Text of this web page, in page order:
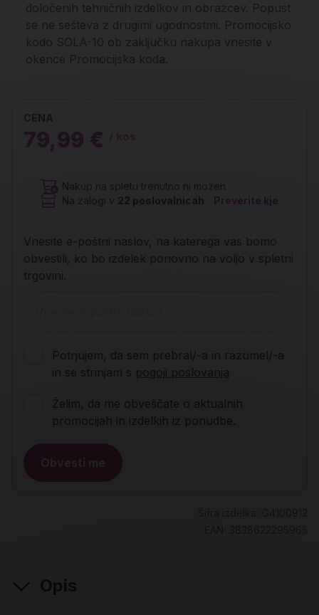
določenih tehničnih izdelkov in obrazcev. Popust
se ne sešteva z drugimi ugodnostmi. Promocijsko
kodo SOLA-10 ob zaključku nakupa vnesite v
okence Promocijska koda.
CENA
79,99 €
Nakup na spletu trenutno ni možen.
Na zalogi v 22 poslovalnicah Preverite kje
Vnesite e-poštni naslov, na katerega vas bomo
obvestili, ko bo izdelek ponovno na voljo v spletni
trgovini.
Potrjujem, da sem prebral/-a in razumel/-a
in se strinjam s pogoji poslovanja
Želim, da me obveščate o aktualnih
promocijah in izdelkih iz ponudbe.
Obvesti me
Opis